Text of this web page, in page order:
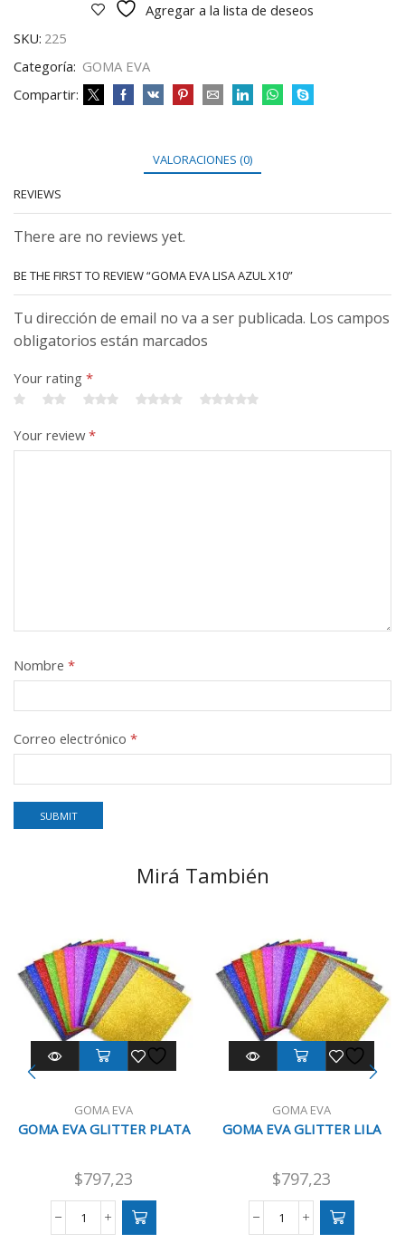
Agregar a la lista de deseos
SKU: 225
Categoría: GOMA EVA
Compartir:
VALORACIONES (0)
REVIEWS
There are no reviews yet.
BE THE FIRST TO REVIEW “GOMA EVA LISA AZUL X10”
Tu dirección de email no va a ser publicada. Los campos
obligatorios están marcados
Your rating *
Your review*
Nombre *
Correo electrónico *
Mirá También
GOMA EVA
GOMA EVA GLITTER PLATA
$797,23
GOMA
GOMA EVA
GOMA EVA GLITTER LILA
$797,23
GOMA